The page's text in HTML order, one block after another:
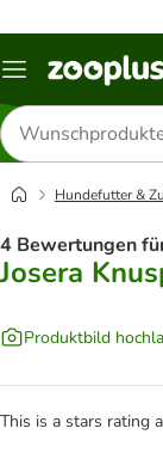
Menü
Produkte
suchen
Hundefutter &
4 Bewertungen
Josera
Produktbild
This is a stars rating